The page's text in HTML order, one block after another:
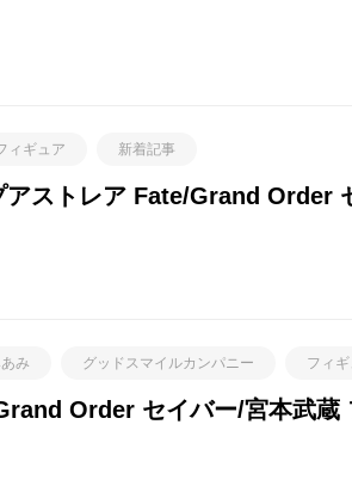
ィギュア 新着記事
ストレア Fate/Grand Order
み グッドスマイルカンパニー フィ
Order セイバー/宮本武蔵